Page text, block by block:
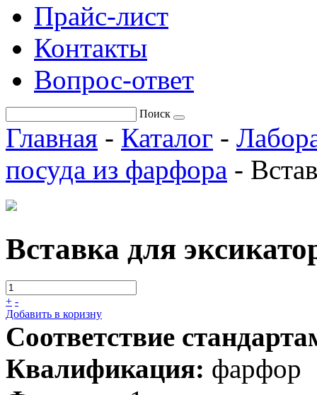
Прайс-лист
Контакты
Вопрос-ответ
Поиск
Главная - Каталог -
посуда из фарфора -
Вставка для
+ -
Добавить в коризну
Соответствие
Квалификация: фарфор